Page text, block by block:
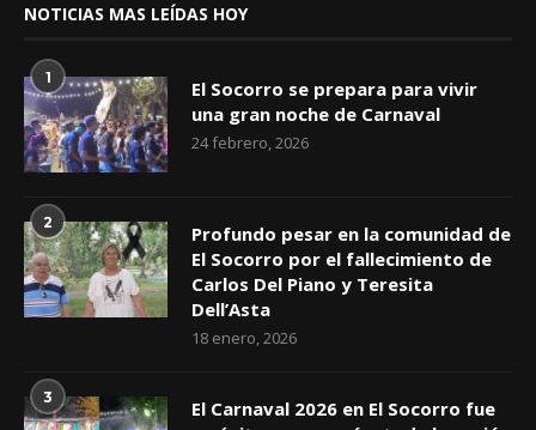
NOTICIAS MAS LEÍDAS HOY
1
El Socorro se prepara para vivir
una gran noche de Carnaval
24 febrero, 2026
2
Profundo pesar en la comunidad de
El Socorro por el fallecimiento de
Carlos Del Piano y Teresita
Dell’Asta
18 enero, 2026
3
El Carnaval 2026 en El Socorro fue